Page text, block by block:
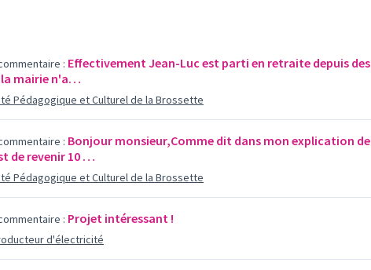
: Effectivement Jean-Luc est parti en retraite depuis des
la mairie n'a…
Pédagogique et Culturel de la Brossette
: Bonjour monsieur,Comme dit dans mon explication de
de revenir 10 …
Pédagogique et Culturel de la Brossette
: Projet intéressant !
d'électricité